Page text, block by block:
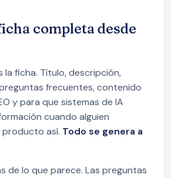
completa desde
la ficha. Título, descripción,
frecuentes, contenido
y para que sistemas de IA
cuando alguien
así. Todo se genera a
de lo que parece. Las preguntas